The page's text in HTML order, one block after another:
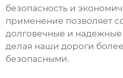
безопасность и
применение позволяет
долговечные и
делая наши дороги
безопасными.